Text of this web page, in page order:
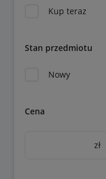
Kup teraz
Stan przedmiotu
Nowy
Cena
zł